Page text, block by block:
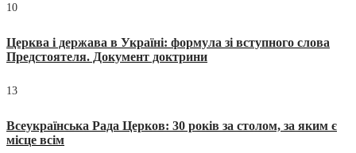
10
Церква і держава в Україні: формула зі вступного слова
Предстоятеля. Документ доктрини
13
Всеукраїнська Рада Церков: 30 років за столом, за яким є
місце всім